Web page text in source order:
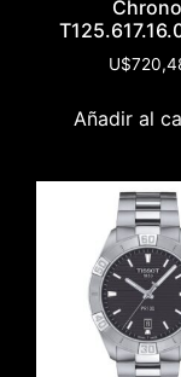
Chrono
U$
Añadir al